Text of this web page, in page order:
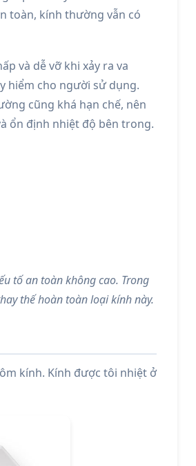
toàn, kính thường vẫn có
và dễ vỡ khi xảy ra va
hiểm cho người sử dụng.
cũng khá hạn chế, nên
ổn định nhiệt độ bên trong.
tố an toàn không cao. Trong
thế hoàn toàn loại kính này.
kính. Kính được tôi nhiệt ở